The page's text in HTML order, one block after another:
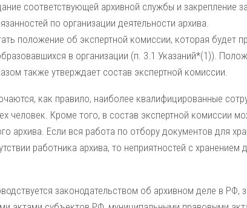
соответствующей архивной службы и закрепление
по организации деятельности архива.
положение об экспертной комиссии, которая будет
в организации (п. 3.1 Указаний*(1)).
также утверждает состав экспертной комиссии.
как правило, наиболее квалифицированные
человек. Кроме того, в состав экспертной комиссии
архива. Если вся работа по отбору документов для
работника архива, то неприятностей с хранением
законодательством об архивном деле в РФ,